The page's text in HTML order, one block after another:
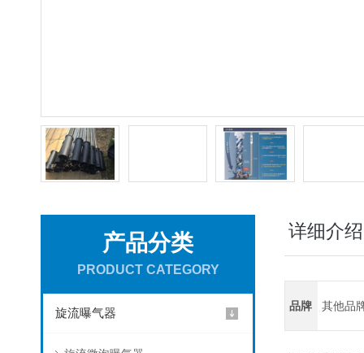
产品分类
PRODUCT CATEGORY
旋流曝气器
详细介绍
品牌 其他品